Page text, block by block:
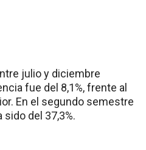
julio y diciembre
fue del 8,1%, frente al
En el segundo semestre
sido del 37,3%.